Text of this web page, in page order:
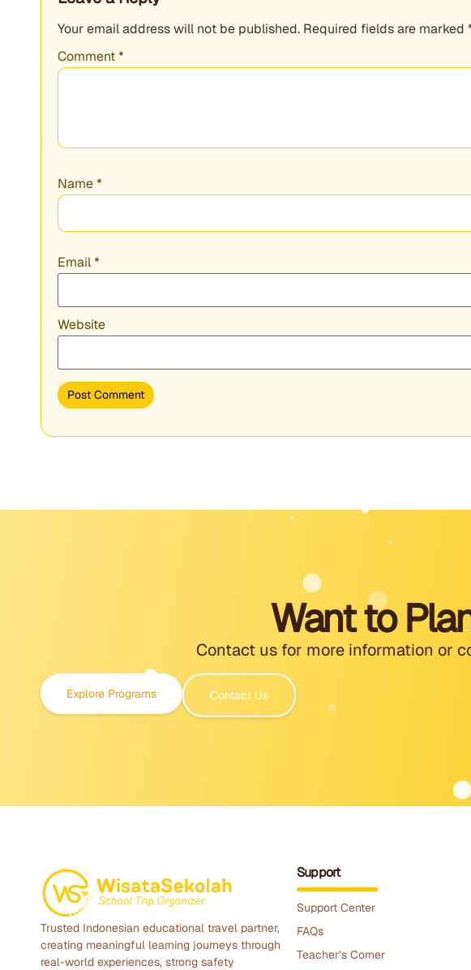
Your email address will not be published. Required fields are marked
Comment*
Name*
Email*
Website
Want to
Contact us for more information or
Explore Programs Contact Us
Trusted Indonesian educational travel partner,
creating meaningful learning journeys through
real-world experiences, strong safety
Support
Support Center
FAQs
Teacher’s Corner